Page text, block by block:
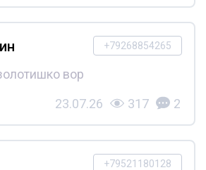
+79268854265
вор
23.07.26 317 2
+79521180128